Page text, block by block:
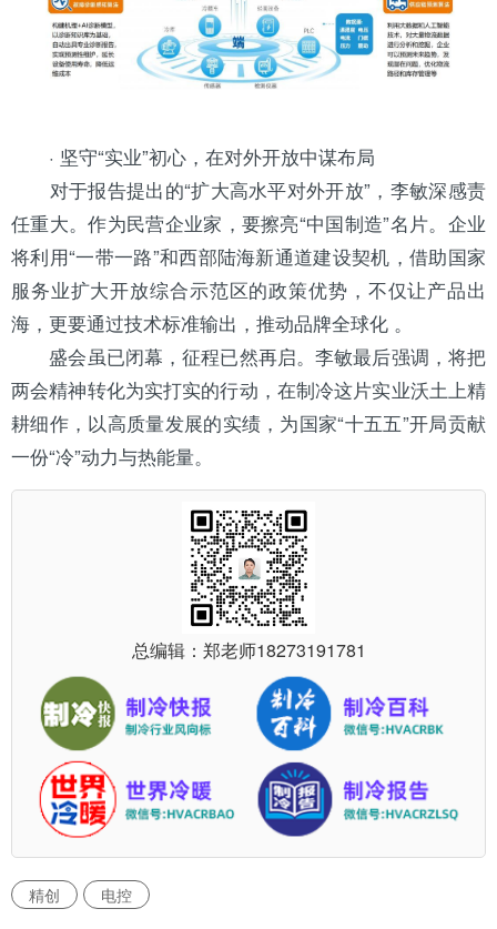
· 坚守“实业”初心，在对外开放中谋布局
对于报告提出的“扩大高水平对外开放”，李敏深感责
任重大。作为民营企业家，要擦亮“中国制造”名片。企业
将利用“一带一路”和西部陆海新通道建设契机，借助国家
服务业扩大开放综合示范区的政策优势，不仅让产品出
海，更要通过技术标准输出，推动品牌全球化 。
盛会虽已闭幕，征程已然再启。李敏最后强调，将把
两会精神转化为实打实的行动，在制冷这片实业沃土上精
耕细作，以高质量发展的实绩，为国家“十五五”开局贡献
一份“冷”动力与热能量。
总编辑：郑老师18273191781
精创 电控